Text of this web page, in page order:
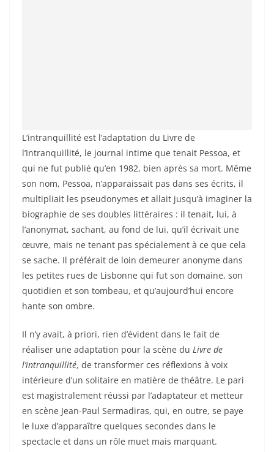
L’intranquillité est l’adaptation du Livre de
l’Intranquillité, le journal intime que tenait Pessoa, et
qui ne fut publié qu’en 1982, bien après sa mort. Même
son nom, Pessoa, n’apparaissait pas dans ses écrits, il
multipliait les pseudonymes et allait jusqu’à imaginer la
biographie de ses doubles littéraires : il tenait, lui, à
l’anonymat, sachant, au fond de lui, qu’il écrivait une
œuvre, mais ne tenant pas spécialement à ce que cela
se sache. Il préférait de loin demeurer anonyme dans
les petites rues de Lisbonne qui fut son domaine, son
quotidien et son tombeau, et qu’aujourd’hui encore
hante son ombre.
Il n’y avait, à priori, rien d’évident dans le fait de
réaliser une adaptation pour la scène du Livre de
l’intranquillité, de transformer ces réflexions à voix
intérieure d’un solitaire en matière de théâtre. Le pari
est magistralement réussi par l’adaptateur et metteur
en scène Jean-Paul Sermadiras, qui, en outre, se paye
le luxe d’apparaître quelques secondes dans le
spectacle et dans un rôle muet mais marquant.